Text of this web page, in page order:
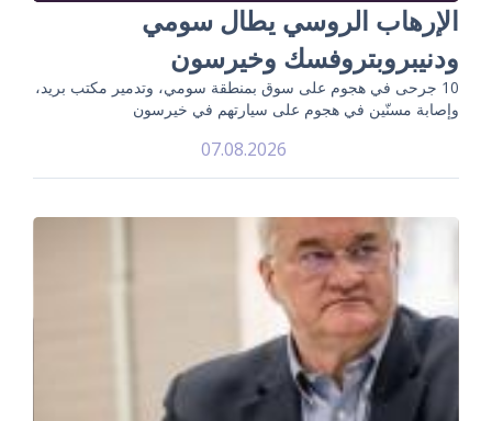
الإرهاب الروسي يطال سومي
ودنيبروبتروفسك وخيرسون
10 جرحى في هجوم على سوق بمنطقة سومي، وتدمير مكتب بريد،
وإصابة مسنّين في هجوم على سيارتهم في خيرسون
07.08.2026